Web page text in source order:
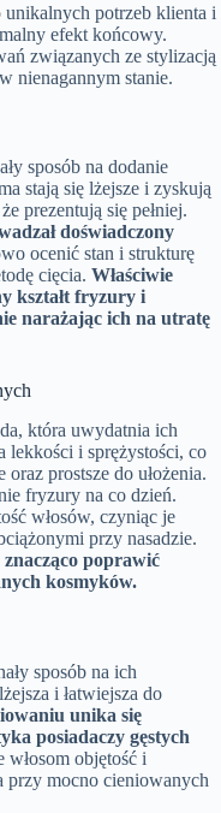
unikalnych potrzeb klienta i
efekt końcowy.
związanych ze stylizacją
nienagannym stanie.
sposób na dodanie
stają się lżejsze i zyskują
prezentują się pełniej.
doświadczony
ocenić stan i strukturę
cięcia. Właściwie
kształt fryzury i
narażając ich na utratę
która uwydatnia ich
lekkości i sprężystości, co
prostsze do ułożenia.
fryzury na co dzień.
włosów, czyniąc je
przy nasadzie.
znacząco poprawić
kosmyków.
sposób na ich
i łatwiejsza do
unika się
posiadaczy gęstych
objętość i
przy mocno cieniowanych